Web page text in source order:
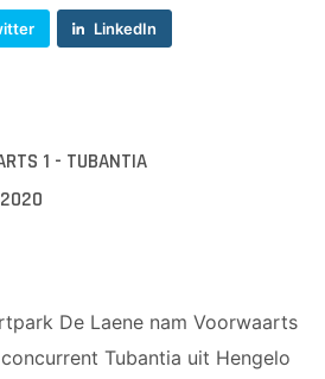
1
1
1
LinkedIn
1 - TUBANTIA
De Laene nam Voorwaarts
Tubantia uit Hengelo